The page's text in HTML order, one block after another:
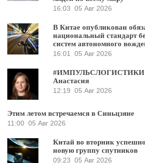
16:03 05 Авг 2026
В Китае опубликован
национальный стандарт
систем автономного
16:01
05 Авг 2026
#ИМПУЛЬСЛОГИСТИКИ
Анастасия
12:19 05 Авг 2026
Этим летом встречаемся в Синьцзяне
11:00 05 Авг 2026
Китай во вторник
новую группу спутников
09:23 05 Авг 2026